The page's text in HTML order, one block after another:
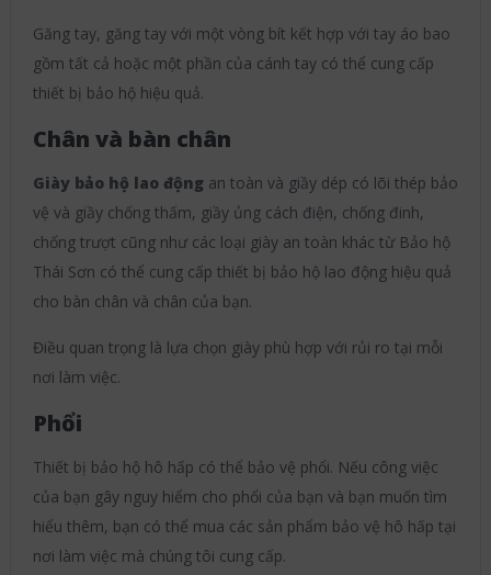
Găng tay, găng tay với một vòng bít kết hợp với tay áo bao
gồm tất cả hoặc một phần của cánh tay có thể cung cấp
thiết bị bảo hộ hiệu quả.
Chân và bàn chân
Giày bảo hộ lao động an toàn và giầy dép có lõi thép bảo
vệ và giầy chống thấm, giầy ủng cách điện, chống đinh,
chống trượt cũng như các loại giày an toàn khác từ Bảo hộ
Thái Sơn có thể cung cấp thiết bị bảo hộ lao động hiệu quả
cho bàn chân và chân của bạn.
Điều quan trọng là lựa chọn giày phù hợp với rủi ro tại mỗi
nơi làm việc.
Phổi
Thiết bị bảo hộ hô hấp có thể bảo vệ phổi. Nếu công việc
của bạn gây nguy hiểm cho phổi của bạn và bạn muốn tìm
hiểu thêm, bạn có thể mua các sản phẩm bảo vệ hô hấp tại
nơi làm việc mà chúng tôi cung cấp.